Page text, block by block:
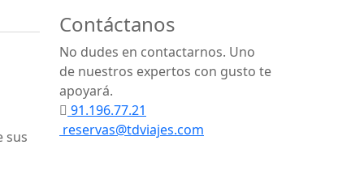
sus
Contáctanos
No dudes en contactarnos. Uno
de nuestros expertos con gusto te
apoyará.
91.196.77.21
reservas@tdviajes.com